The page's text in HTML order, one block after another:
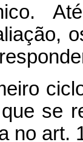
o
ciclo
se
no art.